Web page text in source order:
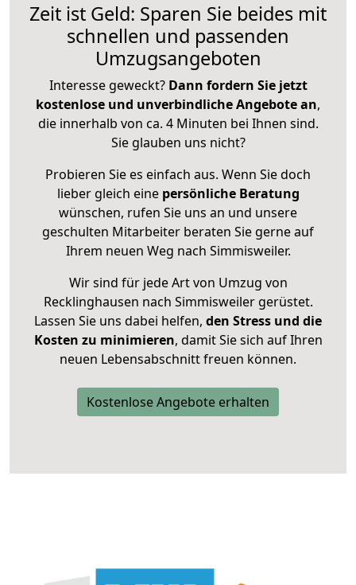
Zeit ist Geld: Sparen Sie beides mit
schnellen und passenden
Umzugsangeboten
Interesse geweckt? Dann fordern Sie jetzt
kostenlose und unverbindliche Angebote an,
die innerhalb von ca. 4 Minuten bei Ihnen sind.
Sie glauben uns nicht?
Probieren Sie es einfach aus. Wenn Sie doch
lieber gleich eine persönliche Beratung
wünschen, rufen Sie uns an und unsere
geschulten Mitarbeiter beraten Sie gerne auf
Ihrem neuen Weg nach Simmisweiler.
Wir sind für jede Art von Umzug von
Recklinghausen nach Simmisweiler gerüstet.
Lassen Sie uns dabei helfen, den Stress und die
Kosten zu minimieren, damit Sie sich auf Ihren
neuen Lebensabschnitt freuen können.
Kostenlose Angebote erhalten